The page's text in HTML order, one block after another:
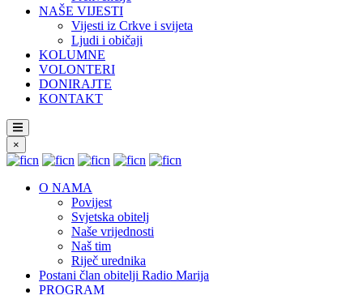
NAŠE VIJESTI
Vijesti iz Crkve i svijeta
Ljudi i običaji
KOLUMNE
VOLONTERI
DONIRAJTE
KONTAKT
×
O NAMA
Povijest
Svjetska obitelj
Naše vrijednosti
Naš tim
Riječ urednika
Postani član obitelji Radio Marija
PROGRAM